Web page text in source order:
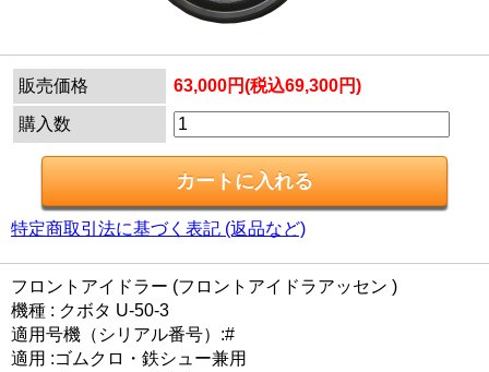
販売価格 63,000円(税込69,300円)
購入数
特定商取引法に基づく表記 (返品など)
フロントアイドラー (フロントアイドラアッセン )
機種 : クボタ U-50-3
適用号機（シリアル番号）:#
適用 :ゴムクロ・鉄シュー兼用